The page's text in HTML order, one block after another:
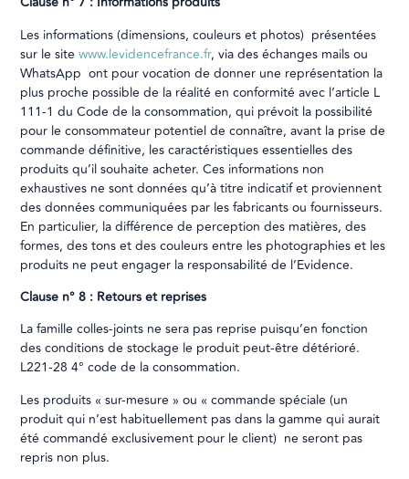
Les informations (dimensions, couleurs et photos) présentées
sur le sitewww.levidencefrance.fr, via des échanges mails ou
WhatsApp ont pour vocation de donner une représentation la
plus proche possible de la réalité en conformité avec l’article L
111-1 du Code de la consommation, qui prévoit la possibilité
pour le consommateur potentiel de connaître, avant la prise de
commande définitive, les caractéristiques essentielles des
produits qu’il souhaite acheter. Ces informations non
exhaustives ne sont données qu’à titre indicatif et proviennent
des données communiquées par les fabricants ou fournisseurs.
En particulier, la différence de perception des matières, des
formes, des tons et des couleurs entre les photographies et les
produits ne peut engager la responsabilité de l’Evidence.
Clause n° 8 : Retours et reprises
La famille colles-joints ne sera pas reprise puisqu’en fonction
des conditions de stockage le produit peut-être détérioré.
L221-28 4° code de la consommation.
Les produits « sur-mesure » ou « commande spéciale (un
produit qui n’est habituellement pas dans la gamme qui aurait
été commandé exclusivement pour le client) ne seront pas
repris non plus.